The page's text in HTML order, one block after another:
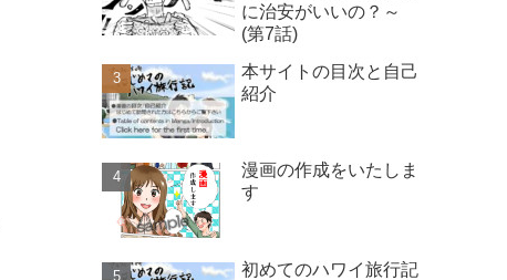
に治安がいいの？～
(第7話)
本サイトの目次と自己
紹介
漫画の作成をいたしま
す
初めてのハワイ旅行記